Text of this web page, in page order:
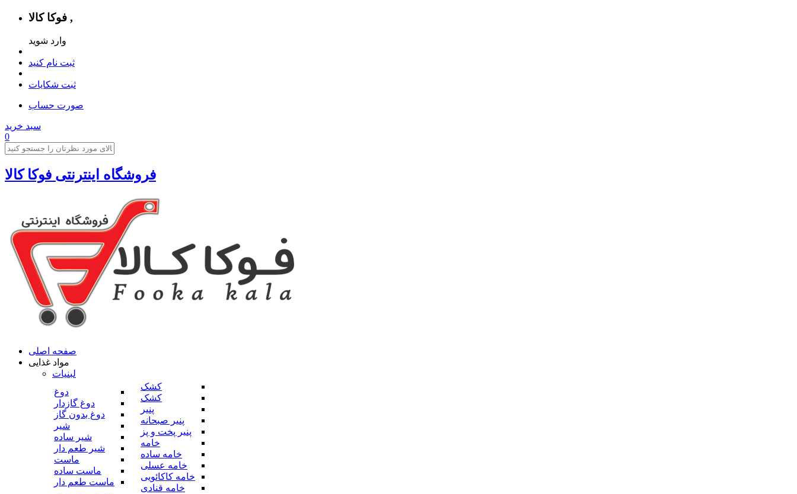
فوکا کالا ,
وارد شوید
ثبت نام کنید
ثبت شکایات
صورت حساب
سبد خرید
0
فروشگاه اینترنتی فوکا کالا
صفحه اصلی
مواد غذایی
لبنیات
کشک
کشک
پنیر
پنیر صبحانه
پنیر پخت و پز
خامه
خامه ساده
خامه عسلی
خامه کاکائویی
خامه قنادی
دوغ
دوغ گازدار
دوغ بدون گاز
شیر
شیر ساده
شیر طعم دار
ماست
ماست ساده
ماست طعم دار